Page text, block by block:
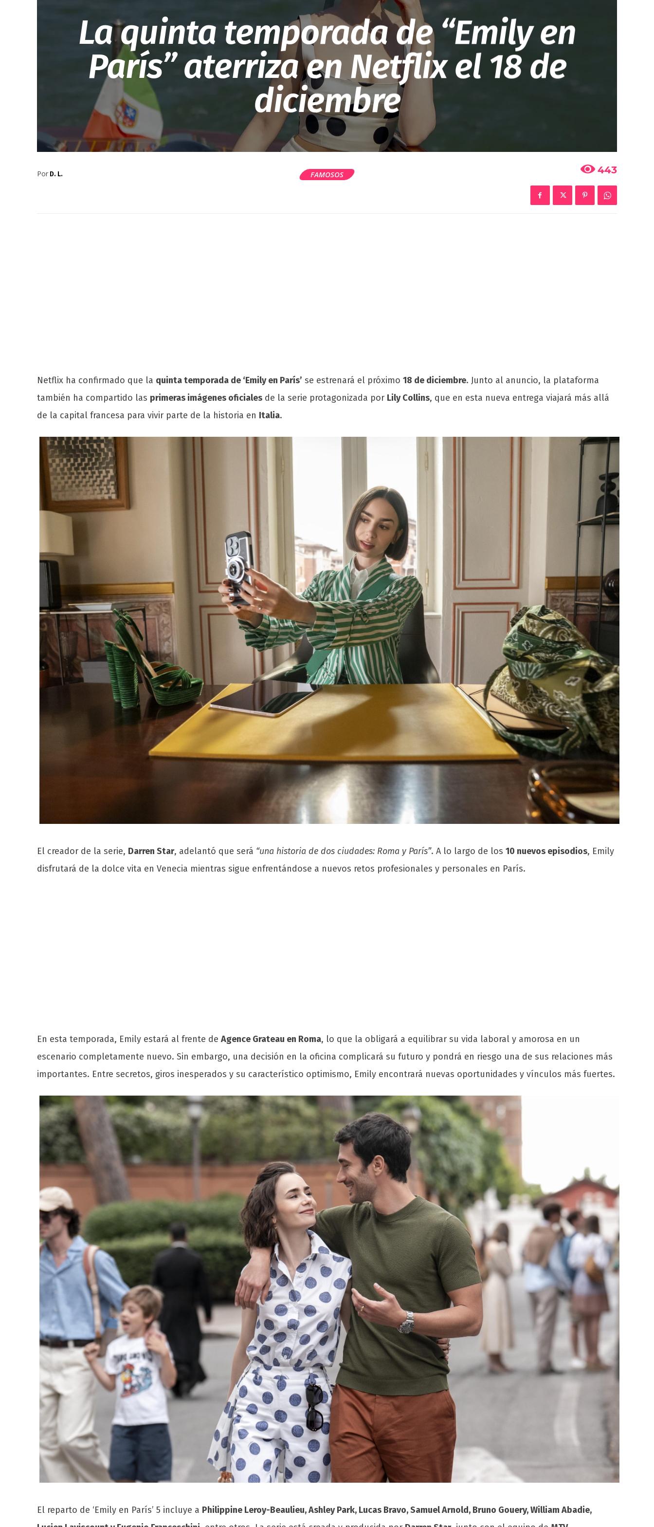
La quinta temporada de “Emily en
París” aterriza en Netflix el 18 de
diciembre
Por D. L. FAMOSOS 443
Netflix ha confirmado que la quinta temporada de ‘Emily en París’ se estrenará el próximo 18 de diciembre. Junto al anuncio, la plataforma
también ha compartido las primeras imágenes oficiales de la serie protagonizada por Lily Collins, que en esta nueva entrega viajará más allá
de la capital francesa para vivir parte de la historia en Italia.
El creador de la serie, Darren Star, adelantó que será “una historia de dos ciudades: Roma y París”. A lo largo de los 10 nuevos episodios, Emily
disfrutará de la dolce vita en Venecia mientras sigue enfrentándose a nuevos retos profesionales y personales en París.
En esta temporada, Emily estará al frente de Agence Grateau en Roma, lo que la obligará a equilibrar su vida laboral y amorosa en un
escenario completamente nuevo. Sin embargo, una decisión en la oficina complicará su futuro y pondrá en riesgo una de sus relaciones más
importantes. Entre secretos, giros inesperados y su característico optimismo, Emily encontrará nuevas oportunidades y vínculos más fuertes.
El reparto de ‘Emily en París’ 5 incluye a Philippine Leroy-Beaulieu, Ashley Park, Lucas Bravo, Samuel Arnold, Bruno Gouery, William Abadie,